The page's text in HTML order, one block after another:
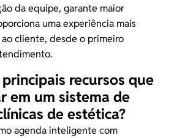
da equipe, garante maior
uma experiência mais
cliente, desde o primeiro
recursos que
em um sistema de
de estética?
agenda inteligente com